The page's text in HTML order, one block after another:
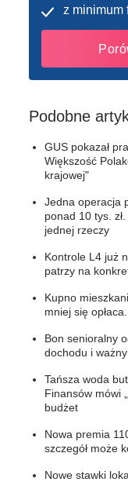
z minimum
Podobne
GUS pokazał
Większość
krajowej"
Jedna operacja
ponad 10 tys.
jednej rzeczy
Kontrole L4 już
patrzy na
Kupno
mniej się
Bon senioralny
dochodu i
Tańsza woda
Finansów mówi
budżet
Nowa premia
szczegół może
Nowe stawki